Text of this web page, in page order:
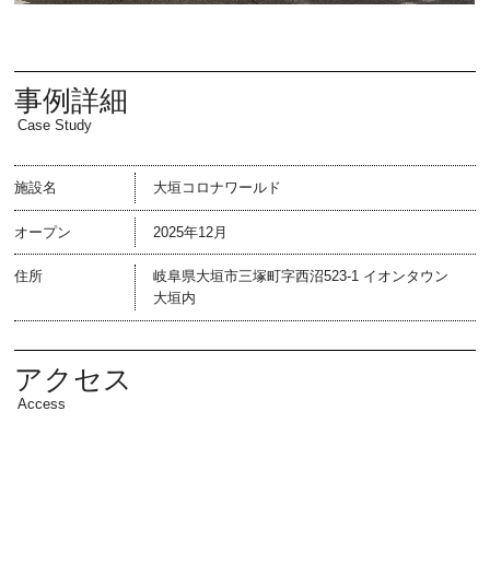
事例詳細
Case Study
施設名 大垣コロナワールド
オープン 2025年12月
住所
岐阜県大垣市三塚町字西沼523-1 イオンタウン
大垣内
アクセス
Access